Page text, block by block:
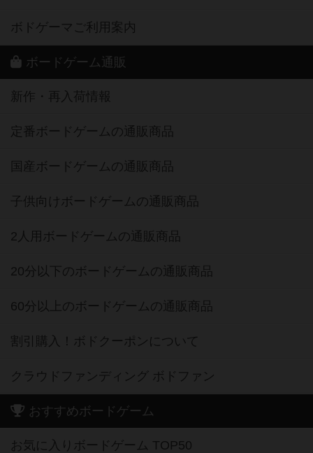
ボドゲーマご利用案内
ボードゲーム通販
新作・再入荷情報
定番ボードゲームの通販商品
国産ボードゲームの通販商品
子供向けボードゲームの通販商品
2人用ボードゲームの通販商品
20分以下のボードゲームの通販商品
60分以上のボードゲームの通販商品
割引購入！ボドクーポンについて
クラウドファンディング ボドファン
おすすめボードゲーム
お気に入りボードゲーム TOP50